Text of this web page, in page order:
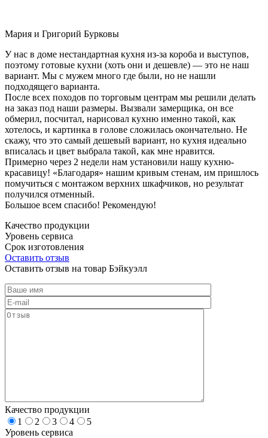
Мария и Григорий Бурковы
У нас в доме нестандартная кухня из-за короба и выступов,
поэтому готовые кухни (хоть они и дешевле) — это не наш
вариант. Мы с мужем много где были, но не нашли
подходящего варианта.
После всех походов по торговым центрам мы решили делать
на заказ под наши размеры. Вызвали замерщика, он все
обмерил, посчитал, нарисовал кухню именно такой, как
хотелось, и картинка в голове сложилась окончательно. Не
скажу, что это самый дешевый вариант, но кухня идеально
вписалась и цвет выбрала такой, как мне нравится.
Примерно через 2 недели нам установили нашу кухню-
красавицу! «Благодаря» нашим кривым стенам, им пришлось
помучиться с монтажом верхних шкафчиков, но результат
получился отменный.
Большое всем спасибо! Рекомендую!
Качество продукции
Уровень сервиса
Срок изготовления
Оставить отзыв
Оставить отзыв на товар Бэйкуэлл
Качество продукции
1
2 3 4
5
Уровень сервиса